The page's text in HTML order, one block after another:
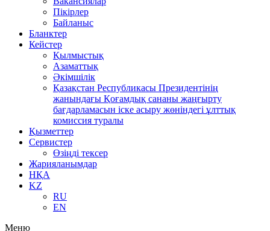
Пікірлер
Байланыс
Бланктер
Кейстер
Қылмыстық
Азаматтық
Әкімшілік
Қазақстан Республикасы Президентінің
жанындағы Қоғамдық сананы жаңғырту
бағдарламасын іске асыру жөніндегі ұлттық
комиссия туралы
Қызметтер
Сервистер
Өзіңді тексер
Жарияланымдар
НҚА
KZ
RU
EN
Меню